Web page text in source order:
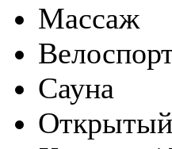
Массаж
Сауна